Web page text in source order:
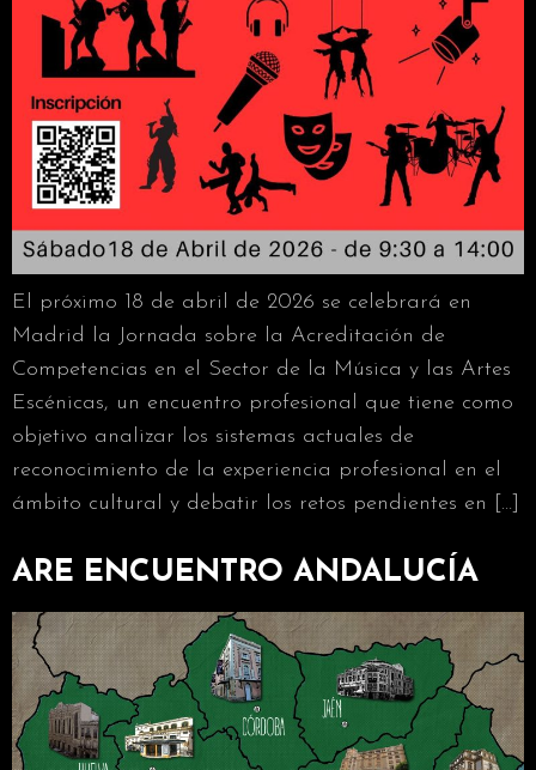
El próximo 18 de abril de 2026 se celebrará en
Madrid la Jornada sobre la Acreditación de
Competencias en el Sector de la Música y las Artes
Escénicas, un encuentro profesional que tiene como
objetivo analizar los sistemas actuales de
reconocimiento de la experiencia profesional en el
ámbito cultural y debatir los retos pendientes en […]
ARE ENCUENTRO ANDALUCÍA